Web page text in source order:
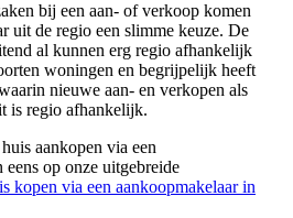
bij een aan- of verkoop komen
uit de regio een slimme keuze. De
al kunnen erg regio afhankelijk
woningen en begrijpelijk heeft
nieuwe aan- en verkopen als
is regio afhankelijk.
aankopen via een
op onze uitgebreide
kopen via een aankoopmakelaar in